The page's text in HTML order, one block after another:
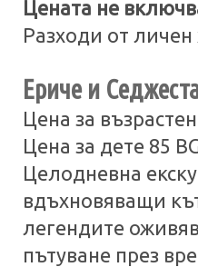
Цената не
Разходи от личен
Eриче и
Цена за
Цена за дете 85
Целодневна
вдъхновяващи
легендите
пътуване през